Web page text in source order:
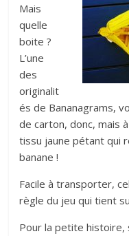
Mais
quelle
boite ?
L’une
des
originalit
és de Bananagrams,
de carton, donc, mais
tissu jaune pétant qui
banane !
Facile à transporter,
règle du jeu qui tient
Pour la petite histoire,